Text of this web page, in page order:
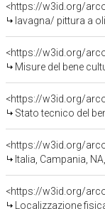
<https://w3id.org/
lavagna/ pittura a
<https://w3id.org/
Misure del bene
<https://w3id.org/
Stato tecnico del
<https://w3id.org/
Italia, Campania,
<https://w3id.org/
Localizzazione